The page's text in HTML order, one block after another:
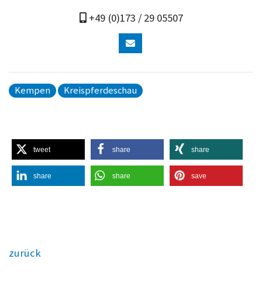
+49 (0)173 / 29 05507
Kempen Kreispferdeschau
tweet share share
share share save
zurück